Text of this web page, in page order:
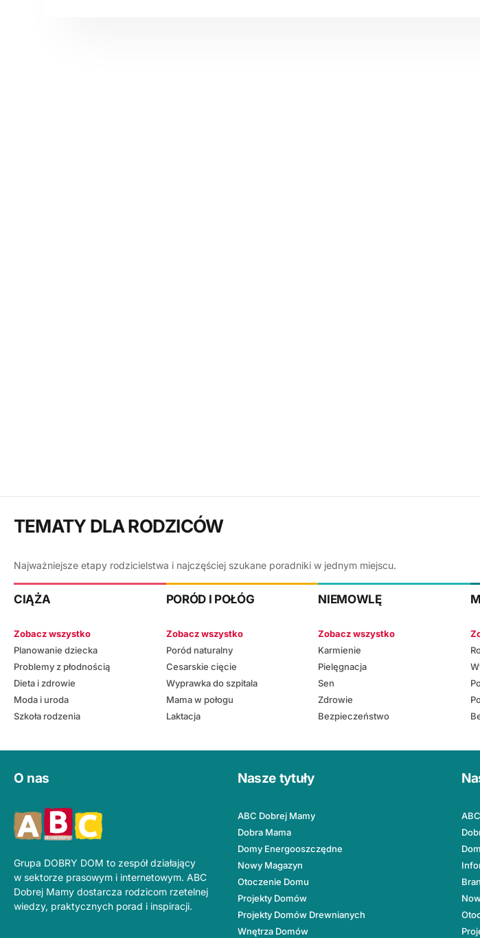
TEMATY DLA RODZICÓW
Najważniejsze etapy rodzicielstwa i najczęściej szukane poradniki w jednym miejscu.
CIĄŻA
Zobacz wszystko
Planowanie dziecka
Problemy z płodnością
Dieta i zdrowie
Moda i uroda
Szkoła rodzenia
PORÓD I POŁÓG
Zobacz wszystko
Poród naturalny
Cesarskie cięcie
Wyprawka do szpitala
Mama w połogu
Laktacja
NIEMOWLĘ
Zobacz wszystko
Karmienie
Pielęgnacja
Sen
Zdrowie
Bezpieczeństwo
O nas
Grupa DOBRY DOM to zespół działający
w sektorze prasowym i internetowym. ABC
Dobrej Mamy dostarcza rodzicom rzetelnej
wiedzy, praktycznych porad i inspiracji.
Nasze tytuły
ABC Dobrej Mamy
Dobra Mama
Domy Energooszczędne
Nowy Magazyn
Otoczenie Domu
Projekty Domów
Projekty Domów Drewnianych
Wnętrza Domów